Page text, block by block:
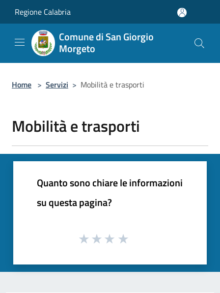
Regione Calabria
Comune di San Giorgio
Morgeto
Home > Servizi > Mobilità e trasporti
Mobilità e trasporti
Quanto sono chiare le informazioni
su questa pagina?